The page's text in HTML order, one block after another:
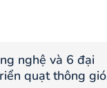
nghệ và 6 đại
quạt thông gió